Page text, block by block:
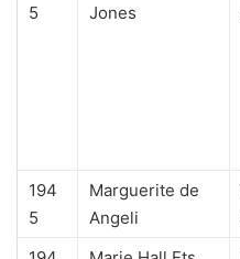
5
Jones
194
5
Marguerite de
Angeli